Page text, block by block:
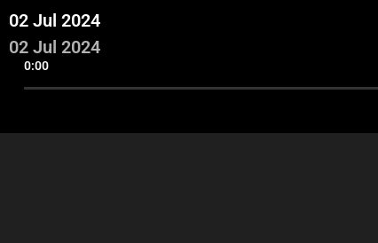
0:00
02 Jul 2024
02 Jul 2024